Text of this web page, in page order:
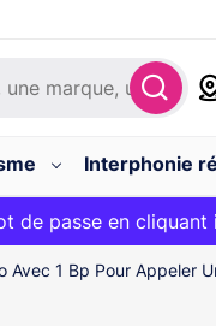
Interphonie
24/48h gratuite
de passe en
Avec 1 Bp Pour Appeler